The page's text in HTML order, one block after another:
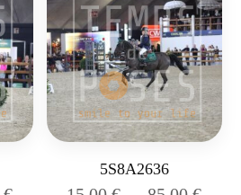
5S8A2636